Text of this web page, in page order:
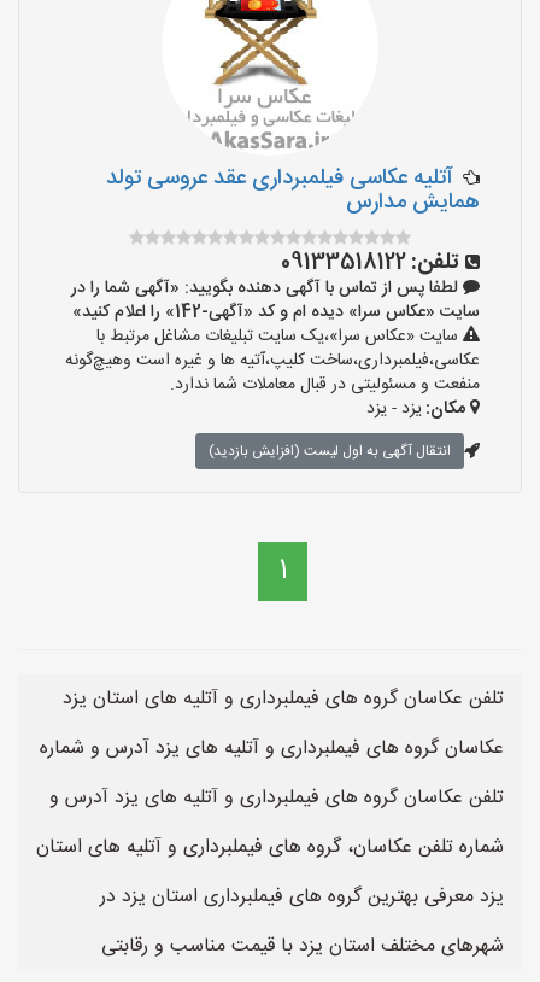
آتلیه عکاسی فیلمبرداری عقد عروسی تولد
همایش مدارس
تلفن:09133518122
لطفا پس از تماس با آگهی دهنده بگویید: «آگهی شما را در
سایت «عکاس سرا» دیده ام و کد «آگهی-142» را اعلام کنید»
سایت «عکاس سرا»،یک سایت تبلیغات مشاغل مرتبط با
عکاسی،فیلمبرداری،ساخت کلیپ،آتیه ها و غیره است وهیچ‌گونه
منفعت و مسئولیتی در قبال معاملات شما ندارد.
مکان:یزد - یزد
انتقال آگهی به اول لیست (افزایش بازدید)
1
تلفن عکاسان گروه های فیملبرداری و آتلیه های استان یزد
عکاسان گروه های فیملبرداری و آتلیه های یزد آدرس و شماره
تلفن عکاسان گروه های فیملبرداری و آتلیه های یزد آدرس و
شماره تلفن عکاسان، گروه های فیملبرداری و آتلیه های استان
یزد معرفی بهترین گروه های فیملبرداری استان یزد در
شهرهای مختلف استان یزد با قیمت مناسب و رقابتی